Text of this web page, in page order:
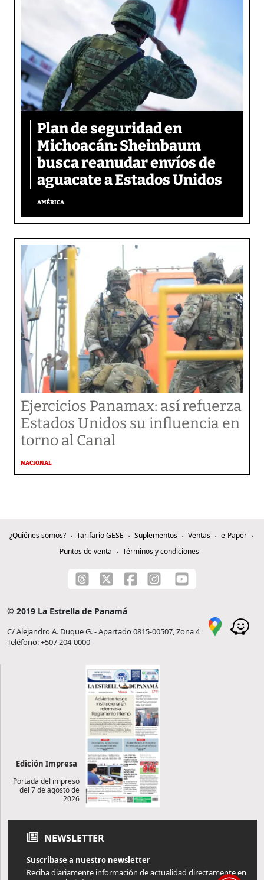
Plan de seguridad en
Michoacán: Sheinbaum
busca reanudar envíos de
aguacate a Estados Unidos
AMÉRICA
Ejercicios Panamax: así refuerza
Estados Unidos su influencia en
torno al Canal
NACIONAL
¿Quiénes somos? Tarifario GESE Suplementos Ventas
e-Paper
Puntos de venta
Términos y condiciones
© 2019 La Estrella de Panamá
C/ Alejandro A. Duque G. - Apartado 0815-00507, Zona 4
Teléfono: +507 204-0000
Edición Impresa
Portada del impreso
del 7 de agosto de
2026
NEWSLETTER
Suscríbase a nuestro newsletter
Reciba diariamente información de actualidad directamente en